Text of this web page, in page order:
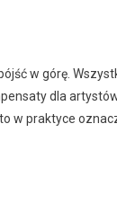
w górę.
dla
w praktyce